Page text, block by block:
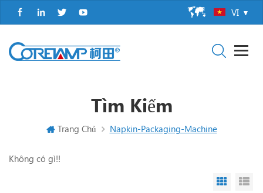
VI
Tìm Kiếm
Trang Chủ Napkin-Packaging-Machine
Không có gì!!
Grid